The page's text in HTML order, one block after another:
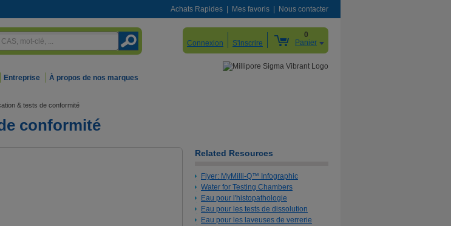
Achats Rapides Mes favoris Nous contacter
Connexion S'inscrire
0
Panier
Entreprise À propos de nos marques
& tests de conformité
conformité
Related Resources
Flyer: MyMilli-Q™ Infographic
Water for Testing Chambers
Eau pour l'histopathologie
Eau pour les tests de dissolution
Eau pour les laveuses de verrerie